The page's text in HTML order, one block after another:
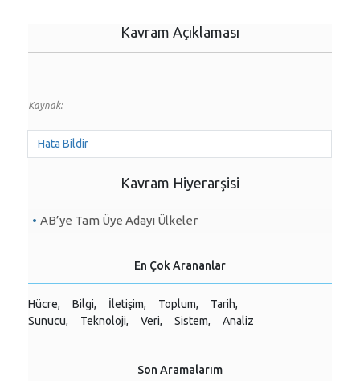
Kavram Açıklaması
Kaynak:
Hata Bildir
Kavram Hiyerarşisi
AB’ye Tam Üye Adayı Ülkeler
En Çok Arananlar
Hücre, Bilgi, İletişim, Toplum,
Tarih,
Sunucu,
Teknoloji, Veri, Sistem, Analiz
Son Aramalarım